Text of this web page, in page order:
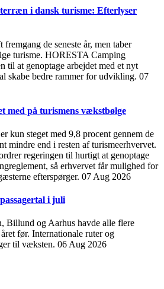
i dansk turisme: Efterlyser
de seneste år, men taber
turisme. HORESTA Camping
til at genoptage arbejdet med et nyt
skabe bedre rammer for udvikling. 07
med på turismens vækstbølge
kun steget med 9,8 procent gennem de
mindre end i resten af turismeerhvervet.
regeringen til hurtigt at genoptage
så erhvervet får mulighed for
efterspørger. 07 Aug 2026
i juli
Billund og Aarhus havde alle flere
før. Internationale ruter og
til væksten. 06 Aug 2026